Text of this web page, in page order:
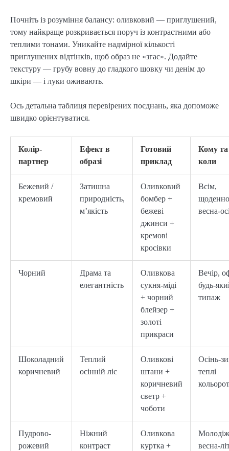
Почніть із розуміння балансу: оливковий — приглушений,
тому найкраще розкривається поруч із контрастними або
теплими тонами. Уникайте надмірної кількості
приглушених відтінків, щоб образ не «згас». Додайте
текстуру — грубу вовну до гладкого шовку чи денім до
шкіри — і луки оживають.
Ось детальна таблиця перевірених поєднань, яка допоможе
швидко орієнтуватися.
Колір-
партнер
Ефект в
образі
Готовий
приклад
Кому та
коли
Бежевий /
кремовий
Затишна
природність,
м’якість
Оливковий
бомбер +
бежеві
джинси +
кремові
кросівки
Всім,
весна-
Чорний
Драма та
елегантність
Оливкова
сукня-міді
+ чорний
блейзер +
золоті
прикраси
Вечір,
будь-
типаж
Шоколадний
коричневий
Теплий
осінній ліс
Оливкові
штани +
коричневий
светр +
чоботи
Осінь-
теплі
Пудрово-
рожевий
Ніжний
контраст
Оливкова
куртка +
весна-